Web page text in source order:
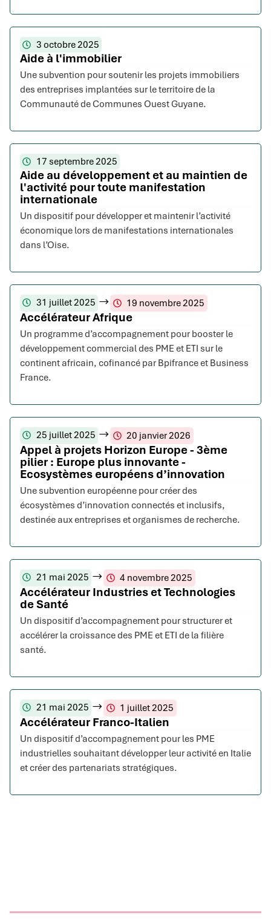
3 octobre 2025
Aide à l'immobilier
Une subvention pour soutenir les projets immobiliers
des entreprises implantées sur le territoire de la
Communauté de Communes Ouest Guyane.
17 septembre 2025
Aide au développement et au maintien de
l'activité pour toute manifestation
internationale
Un dispositif pour développer et maintenir l’activité
économique lors de manifestations internationales
dans l’Oise.
31 juillet 2025 19 novembre 2025
Accélérateur Afrique
Un programme d’accompagnement pour booster le
développement commercial des PME et ETI sur le
continent africain, cofinancé par Bpifrance et Business
France.
25 juillet 2025 20 janvier 2026
Appel à projets Horizon Europe - 3ème
pilier : Europe plus innovante -
Ecosystèmes européens d’innovation
Une subvention européenne pour créer des
écosystèmes d’innovation connectés et inclusifs,
destinée aux entreprises et organismes de recherche.
21 mai 2025 4 novembre 2025
Accélérateur Industries et Technologies
de Santé
Un dispositif d’accompagnement pour structurer et
accélérer la croissance des PME et ETI de la filière
santé.
21 mai 2025 1 juillet 2025
Accélérateur Franco-Italien
Un dispositif d’accompagnement pour les PME
industrielles souhaitant développer leur activité en Italie
et créer des partenariats stratégiques.